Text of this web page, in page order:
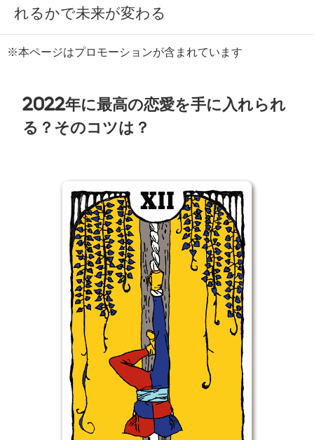
れるかで未来が変わる
※本ページはプロモーションが含まれています
2022年に最高の恋愛を手に入れられ
る？そのコツは？